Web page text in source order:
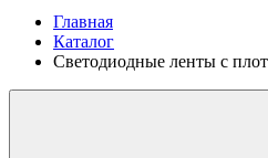
Главная
Каталог
Светодиодные ленты с